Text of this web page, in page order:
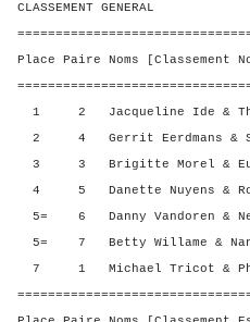
CLASSEMENT GENERAL
Place Paire Noms
1 2 Jacqueline Ide &
2 4 Gerrit Eerdmans &
3 3 Brigitte Morel &
4 5 Danette Nuyens &
5= 6 Danny Vandoren
5= 7 Betty Willame &
7 1 Michael Tricot &